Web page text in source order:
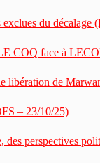
exclues du décalage
COQ face à
libération de
– 23/10/25)
des perspectives